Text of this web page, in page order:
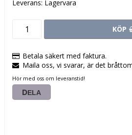
Leverans: Lagervara
KÖP
Betala säkert med faktura.
Maila oss, vi svarar, är det
Hör med oss om leveranstid!
DELA